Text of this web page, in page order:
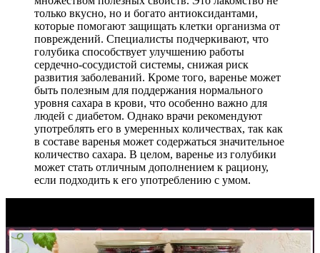
только вкусно, но и богато антиоксидантами,
которые помогают защищать клетки организма от
повреждений. Специалисты подчеркивают, что
голубика способствует улучшению работы
сердечно-сосудистой системы, снижая риск
развития заболеваний. Кроме того, варенье может
быть полезным для поддержания нормального
уровня сахара в крови, что особенно важно для
людей с диабетом. Однако врачи рекомендуют
употреблять его в умеренных количествах, так как
в составе варенья может содержаться значительное
количество сахара. В целом, варенье из голубики
может стать отличным дополнением к рациону,
если подходить к его употреблению с умом.